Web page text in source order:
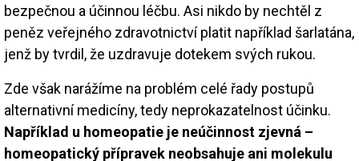
bezpečnou a účinnou léčbu. Asi nikdo by nechtěl z
peněz veřejného zdravotnictví platit například šarlatána,
jenž by tvrdil, že uzdravuje dotekem svých rukou.
Zde však narážíme na problém celé řady postupů
alternativní medicíny, tedy neprokazatelnost účinku.
Například u homeopatie je neúčinnost zjevná –
homeopatický přípravek neobsahuje ani molekulu